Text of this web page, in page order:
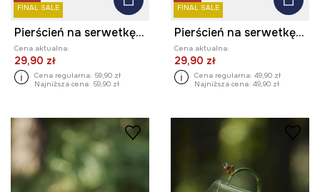
FINAL SALE
Pierścień na serwetkę - grzyb (2-pack)
Cena aktualna:
29,90 zł
Cena regularna: 59,90 zł
Najniższa cena: 59,90 zł
FINAL SALE
Pierścień na serwetkę - dynia (2-pack)
Cena aktualna:
29,90 zł
Cena regularna: 49,90 zł
Najniższa cena: 49,90 zł